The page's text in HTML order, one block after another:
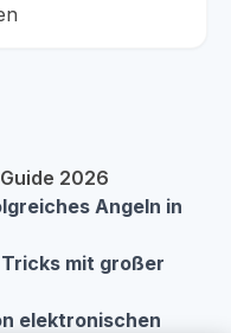
2026
Angeln in
mit großer
elektronischen